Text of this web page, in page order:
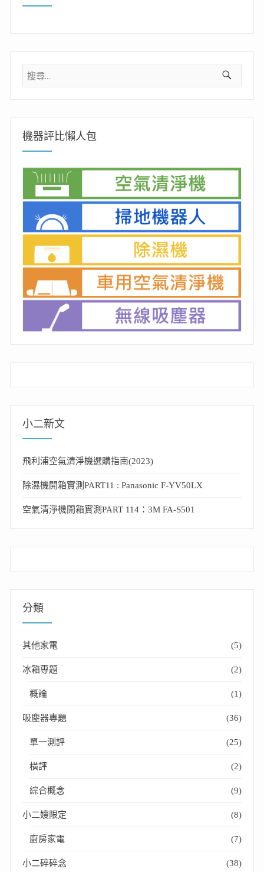
搜
機器評比懶人包
小二新文
飛利浦空氣清淨機選購指南(2023)
除濕機開箱實測PART11 : Panasonic F-YV50LX
空氣清淨機開箱實測PART 114：3M FA-S501
分類
其他家電 (5)
冰箱專題 (2)
概論 (1)
吸塵器專題 (36)
單一測評 (25)
橫評 (2)
綜合概念 (9)
小二嫂限定 (8)
廚房家電 (7)
小二碎碎念 (38)